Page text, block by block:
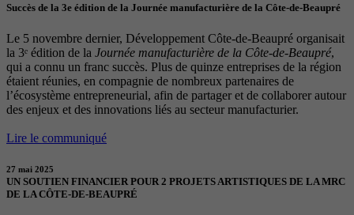
Succès de la 3e édition de la Journée manufacturière de la Côte-de-Beaupré
Le 5 novembre dernier, Développement Côte-de-Beaupré organisait
la 3ᵉ édition de la Journée manufacturière de la Côte-de-Beaupré,
qui a connu un franc succès. Plus de quinze entreprises de la région
étaient réunies, en compagnie de nombreux partenaires de
l’écosystème entrepreneurial, afin de partager et de collaborer autour
des enjeux et des innovations liés au secteur manufacturier.
Lire le communiqué
27 mai 2025
UN SOUTIEN FINANCIER POUR 2 PROJETS ARTISTIQUES DE LA MRC
DE LA CÔTE-DE-BEAUPRÉ